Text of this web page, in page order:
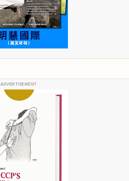
ADVERTISEMENT